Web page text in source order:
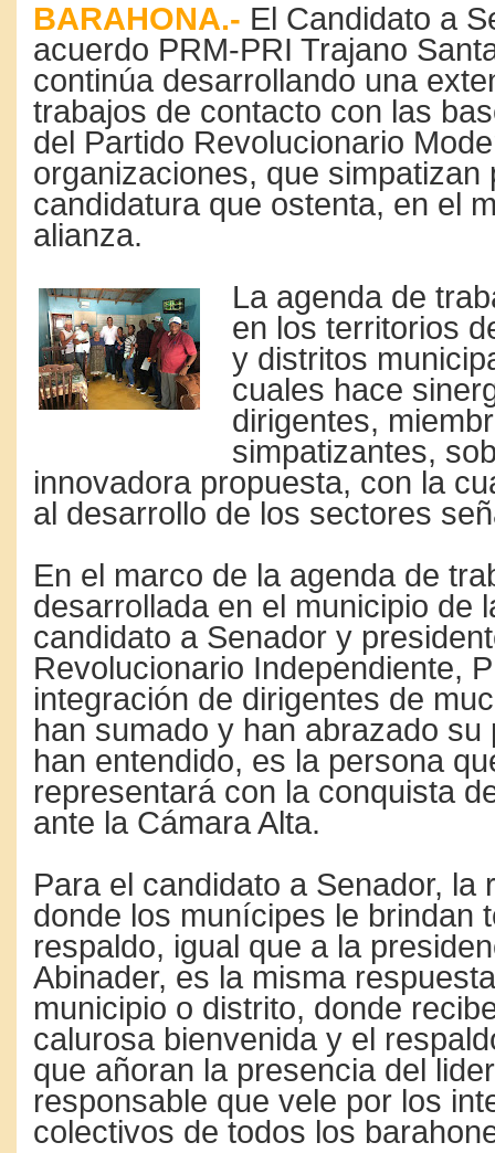
BARAHONA.- El Candidato a
acuerdo PRM-PRI Trajano
continúa desarrollando una
trabajos de contacto con las
del Partido Revolucionario
organizaciones, que simpatizan
candidatura que ostenta, en el
alianza.
La agenda de
en los territorios
y distritos
cuales hace
dirigentes,
simpatizantes,
innovadora propuesta, con la
al desarrollo de los sectores
En el marco de la agenda de
desarrollada en el municipio de
candidato a Senador y
Revolucionario Independiente,
integración de dirigentes de
han sumado y han abrazado su
han entendido, es la persona
representará con la conquista
ante la Cámara Alta.
Para el candidato a Senador, la
donde los munícipes le brindan
respaldo, igual que a la
Abinader, es la misma
municipio o distrito, donde
calurosa bienvenida y el
que añoran la presencia del
responsable que vele por los
colectivos de todos los